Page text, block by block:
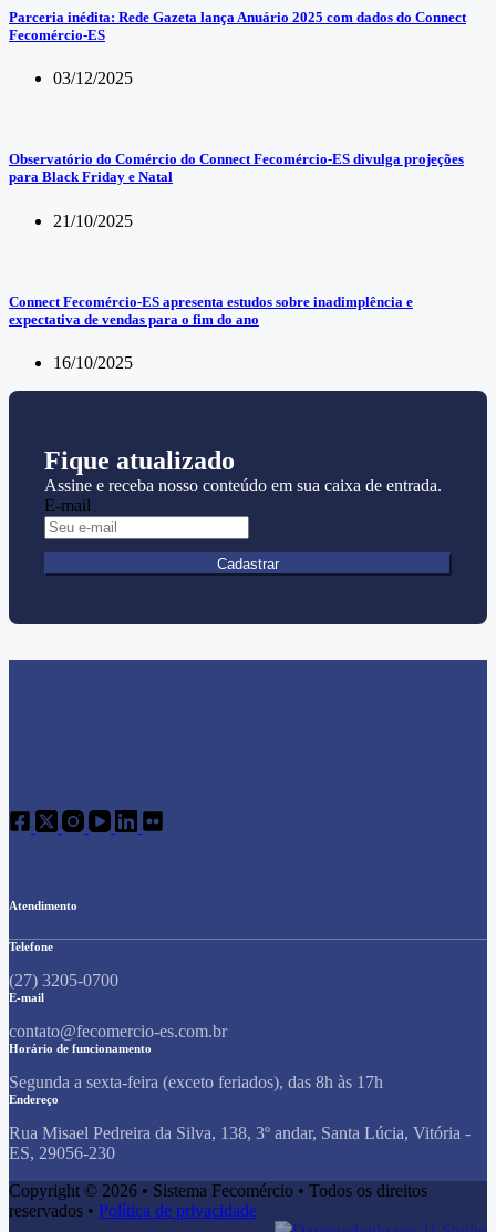
Parceria inédita: Rede Gazeta lança Anuário 2025 com dados do Connect
Fecomércio-ES
03/12/2025
Observatório do Comércio do Connect Fecomércio-ES divulga projeções
para Black Friday e Natal
21/10/2025
Connect Fecomércio-ES apresenta estudos sobre inadimplência e
expectativa de vendas para o fim do ano
16/10/2025
Fique atualizado
Assine e receba nosso conteúdo em sua caixa de entrada.
E-mail
Cadastrar
Atendimento
Telefone
(27) 3205-0700
E-mail
contato@fecomercio-es.com.br
Horário de funcionamento
Segunda a sexta-feira (exceto feriados), das 8h às 17h
Endereço
Rua Misael Pedreira da Silva, 138, 3º andar, Santa Lúcia, Vitória -
ES, 29056-230
Copyright © 2026 • Sistema Fecomércio • Todos os direitos
reservados • Política de privacidade